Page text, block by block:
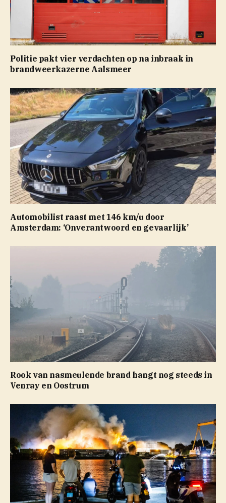
Politie pakt vier verdachten op na inbraak in
brandweerkazerne Aalsmeer
Automobilist raast met 146 km/u door
Amsterdam: ‘Onverantwoord en gevaarlijk’
Rook van nasmeulende brand hangt nog steeds in
Venray en Oostrum